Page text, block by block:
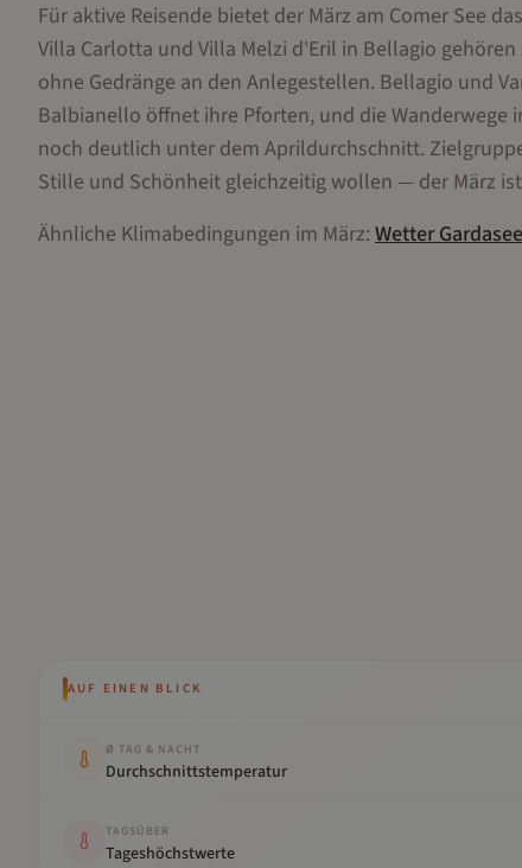
Für aktive Reisende bietet der März am Comer See
Villa Carlotta und Villa Melzi d'Eril in Bellagio
ohne Gedränge an den Anlegestellen. Bellagio und
Balbianello öffnet ihre Pforten, und die Wanderwege
noch deutlich unter dem Aprildurchschnitt.
Stille und Schönheit gleichzeitig wollen — der März
Ähnliche Klimabedingungen im März: WetterGardasee
AUF EINEN BLICK
Ø TAG & NACHT
Durchschnittstemperatur
TAGSÜBER
Tageshöchstwerte